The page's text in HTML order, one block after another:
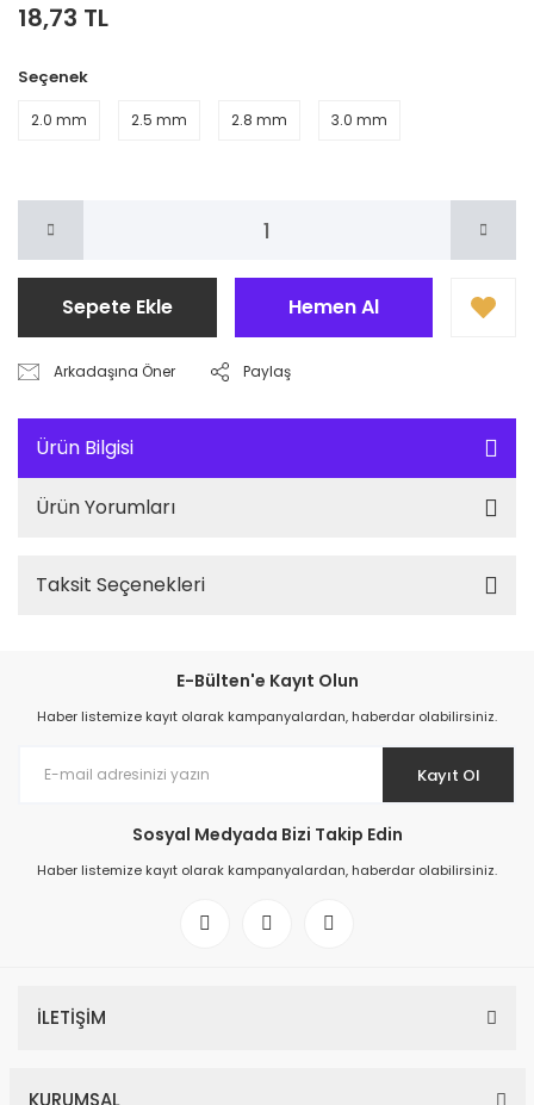
18,73 TL
Seçenek
2.0 mm 2.5 mm 2.8 mm 3.0 mm
Sepete Ekle Hemen Al
Arkadaşına Öner Paylaş
Ürün Bilgisi
Ürün Yorumları
Taksit Seçenekleri
E-Bülten'e Kayıt Olun
Haber listemize kayıt olarak kampanyalardan, haberdar olabilirsiniz.
Kayıt Ol
Sosyal Medyada Bizi Takip Edin
Haber listemize kayıt olarak kampanyalardan, haberdar olabilirsiniz.
İLETİŞİM
KURUMSAL